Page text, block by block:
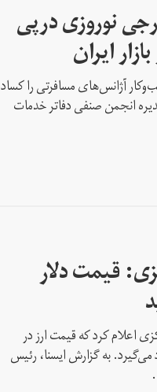
نوروزی درپی
ایران
آژانس‌های مسافرتی را کساد
انجمن صنفی دفاتر خدمات
قیمت دلار
اعلام کرد که قیمت ارز در
به گزارش ایسنا، رئیس